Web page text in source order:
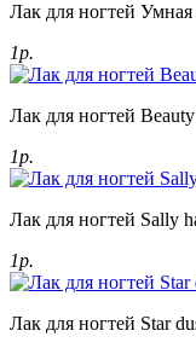
Лак для ногтей
1р.
Лак для ногтей
1р.
Лак для ногтей Sally
1р.
Лак для ногтей Star